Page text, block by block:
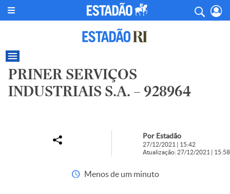
PRINER SERVIÇOS
INDUSTRIAIS S.A. – 928964
Por Estadão
27/12/2021 | 15:42
Atualização: 27/12/2021 | 15:58
Menos de um minuto